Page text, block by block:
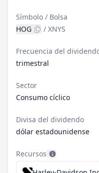
Símbolo / Bolsa
HOG
/ XNYS
Frecuencia del
trimestral
Sector
Consumo cíclico
Divisa del dividendo
dólar estadounidense
Recursos